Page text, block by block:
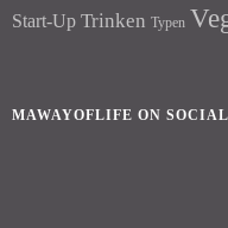
Start-Up Trinken Typen
MAWAYOFLIFE ON